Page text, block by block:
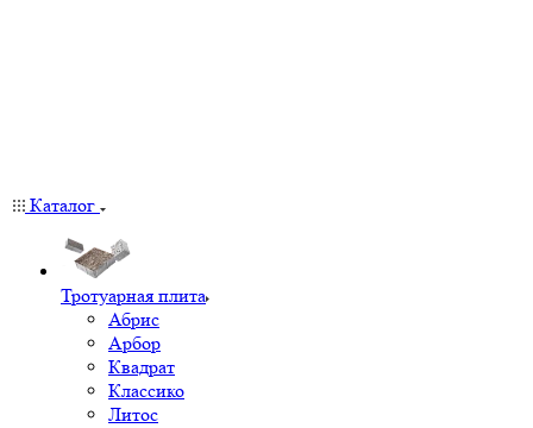
Каталог
Тротуарная плита
Абрис
Арбор
Квадрат
Классико
Литос